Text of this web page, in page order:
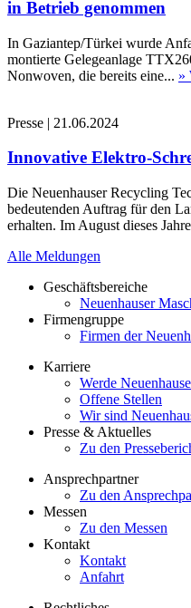
in Betrieb genommen
In Gaziantep/Türkei wurde
montierte Gelegeanlage
Nonwoven, die bereits eine... »
Presse | 21.06.2024
Innovative Elektro-
Die Neuenhauser Recycling
bedeutenden Auftrag für den
erhalten. Im August dieses
Alle Meldungen
Geschäftsbereiche
Neuenhauser
Firmengruppe
Firmen der
Karriere
Werde
Offene Stellen
Wir sind
Presse & Aktuelles
Zu den
Ansprechpartner
Zu den
Messen
Zu den Messen
Kontakt
Kontakt
Anfahrt